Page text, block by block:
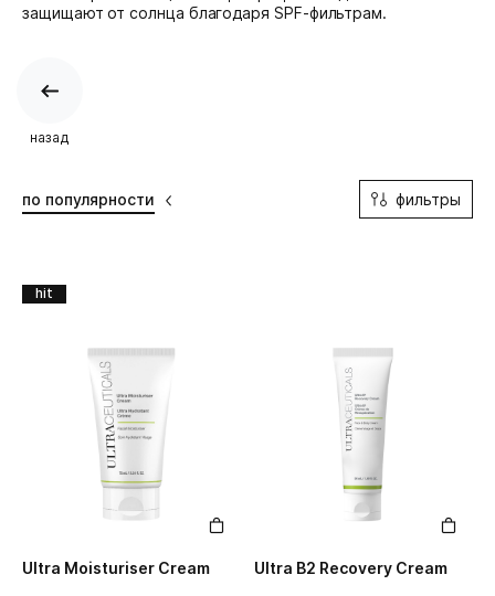
защищают от солнца благодаря SPF-фильтрам.
назад
по популярности фильтры
hit
Ultra Moisturiser Cream Ultra B2 Recovery Cream